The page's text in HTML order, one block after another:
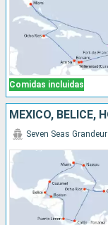
Comidas incluidas
Seven Seas Grandeur